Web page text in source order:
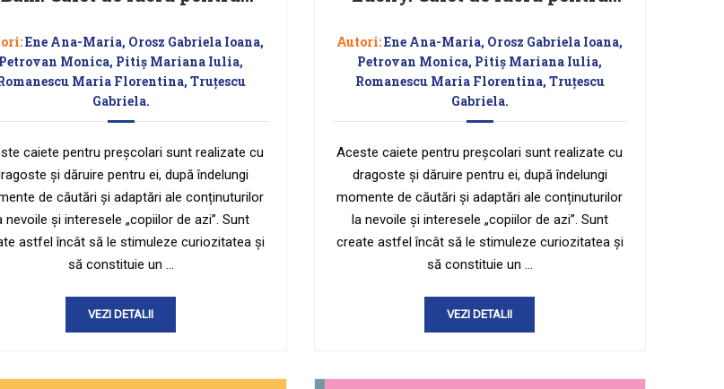
Auxiliar Curricular
interdisciplinar
Ene Ana-Maria, Orosz Gabriela Ioana,
Petrovan Monica, Pitiș Mariana Iulia,
Maria Florentina, Truțescu
Gabriela.
caiete pentru preșcolari sunt realizate cu
și dăruire pentru ei, după îndelungi
de căutări și adaptări ale conținuturilor
nevoile și interesele „copiilor de azi”. Sunt
astfel încât să le stimuleze curiozitatea și
să constituie un …
VEZI DETALII
Curricular interdisciplinar
Autori:Ene Ana-Maria, Orosz Gabriela Ioana,
Petrovan Monica, Pitiș Mariana Iulia,
Romanescu Maria Florentina, Truțescu
Gabriela.
Aceste caiete pentru preșcolari sunt realizate cu
dragoste și dăruire pentru ei, după îndelungi
momente de căutări și adaptări ale conținuturilor
la nevoile și interesele „copiilor de azi”. Sunt
create astfel încât să le stimuleze curiozitatea și
să constituie un …
VEZI DETALII